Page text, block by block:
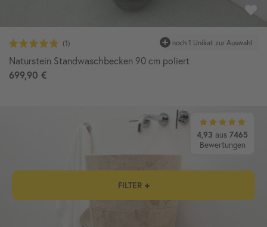
4,93 aus 7465
Bewertungen
Naturstein Standwaschbecken 90 cm poliert
699,90 €
FILTER